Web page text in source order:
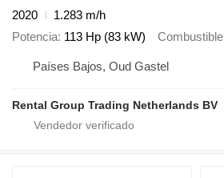
2020
1.283 m/h
Potencia 113 Hp (83 kW) Combustible
Países Bajos, Oud Gastel
Rental Group Trading Netherlands BV